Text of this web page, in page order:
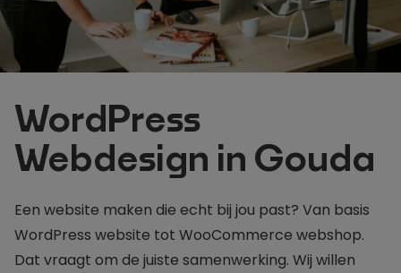
WordPress
Webdesign in Gouda
Een website maken die echt bij jou past? Van basis
WordPress website tot WooCommerce webshop.
Dat vraagt om de juiste samenwerking. Wij willen